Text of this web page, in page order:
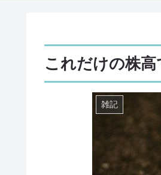
これだけの株
雑記